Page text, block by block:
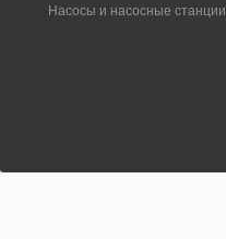
Насосы и насосные станции